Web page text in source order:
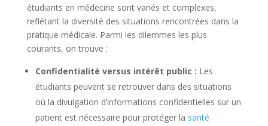
étudiants en médecine sont variés et complexes,
reflétant la diversité des situations rencontrées dans la
pratique médicale. Parmi les dilemmes les plus
courants, on trouve :
Confidentialité versus intérêt public : Les
étudiants peuvent se retrouver dans des situations
où la divulgation d’informations confidentielles sur un
patient est nécessaire pour protéger la santé